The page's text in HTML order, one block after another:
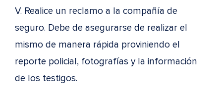
V. Realice un reclamo a la compañía de
seguro. Debe de asegurarse de realizar el
mismo de manera rápida proviniendo el
reporte policial, fotografías y la información
de los testigos.